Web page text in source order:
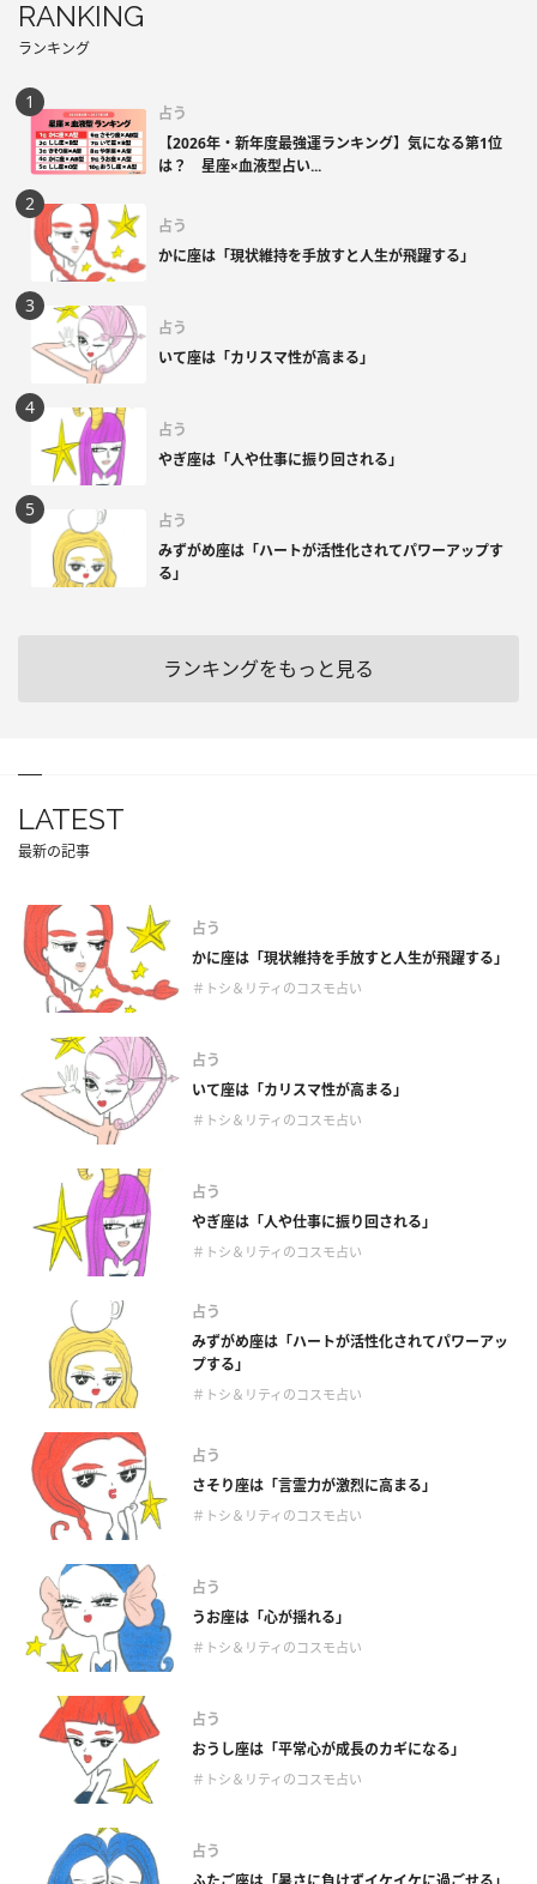
RANKING
ランキング
占う
【2026年・新年度最強運ランキング】気になる第1位
は？ 星座×血液型占い...
占う
かに座は「現状維持を手放すと人生が飛躍する」
占う
いて座は「カリスマ性が高まる」
占う
やぎ座は「人や仕事に振り回される」
占う
みずがめ座は「ハートが活性化されてパワーアップす
る」
ランキングをもっと見る
LATEST
最新の記事
占う
かに座は「現状維持を手放すと人生が飛躍する」
＃トシ＆リティのコスモ占い
占う
いて座は「カリスマ性が高まる」
＃トシ＆リティのコスモ占い
占う
やぎ座は「人や仕事に振り回される」
＃トシ＆リティのコスモ占い
占う
みずがめ座は「ハートが活性化されてパワーアッ
プする」
＃トシ＆リティのコスモ占い
占う
さそり座は「言霊力が激烈に高まる」
＃トシ＆リティのコスモ占い
占う
うお座は「心が揺れる」
＃トシ＆リティのコスモ占い
占う
おうし座は「平常心が成長のカギになる」
＃トシ＆リティのコスモ占い
占う